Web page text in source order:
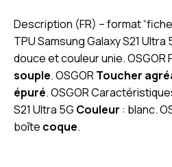
Description (FR) – format
TPU Samsung Galaxy S21
douce et couleur unie. OSGOR
souple. OSGORToucher
épuré. OSGOR
S21 Ultra 5G Couleur : blanc.
boîte coque.